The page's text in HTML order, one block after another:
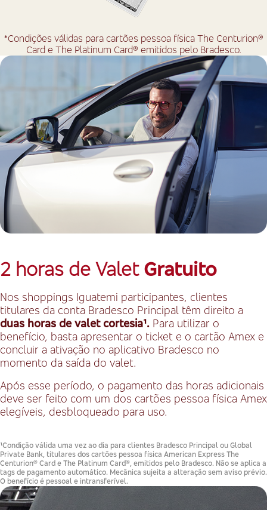
*Condições válidas para cartões pessoa física The Centurion®
Card e The Platinum Card® emitidos pelo Bradesco.
2 horas de Valet Gratuito
Nos shoppings Iguatemi participantes, clientes
titulares da conta Bradesco Principal têm direito a
duas horas de valet cortesia¹. Para utilizar o
benefício, basta apresentar o ticket e o cartão Amex e
concluir a ativação no aplicativo Bradesco no
momento da saída do valet.
Após esse período, o pagamento das horas adicionais
deve ser feito com um dos cartões pessoa física Amex
elegíveis, desbloqueado para uso.
¹Condição válida uma vez ao dia para clientes Bradesco Principal ou Global
Private Bank, titulares dos cartões pessoa física American Express The
Centurion® Card e The Platinum Card®, emitidos pelo Bradesco. Não se aplica a
tags de pagamento automático. Mecânica sujeita a alteração sem aviso prévio.
O benefício é pessoal e intransferível.